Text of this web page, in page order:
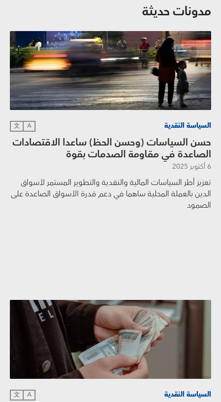
مدونات حديثة
السياسة النقدية A
文
حسن السياسات (وحسن الحظ) ساعدا الاقتصادات
الصاعدة في مقاومة الصدمات بقوة
6 أكتوبر 2025
تعزيز أطر السياسات المالية والنقدية والتطوير المستمر لأسواق
الدين بالعملة المحلية ساهما في دعم قدرة الأسواق الصاعدة على
الصمود
السياسة النقدية A
文